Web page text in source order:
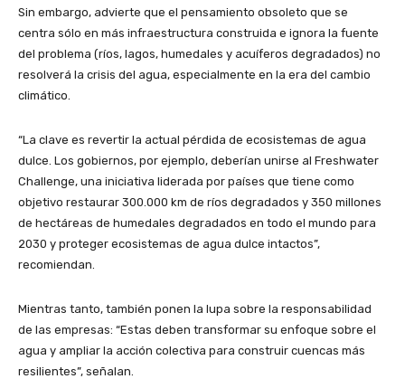
Sin embargo, advierte que el pensamiento obsoleto que se
centra sólo en más infraestructura construida e ignora la fuente
del problema (ríos, lagos, humedales y acuíferos degradados) no
resolverá la crisis del agua, especialmente en la era del cambio
climático.
“La clave es revertir la actual pérdida de ecosistemas de agua
dulce. Los gobiernos, por ejemplo, deberían unirse al Freshwater
Challenge, una iniciativa liderada por países que tiene como
objetivo restaurar 300.000 km de ríos degradados y 350 millones
de hectáreas de humedales degradados en todo el mundo para
2030 y proteger ecosistemas de agua dulce intactos”,
recomiendan.
Mientras tanto, también ponen la lupa sobre la responsabilidad
de las empresas: “Estas deben transformar su enfoque sobre el
agua y ampliar la acción colectiva para construir cuencas más
resilientes”, señalan.